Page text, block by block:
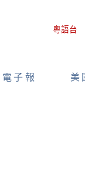
粵語台
電子報 美